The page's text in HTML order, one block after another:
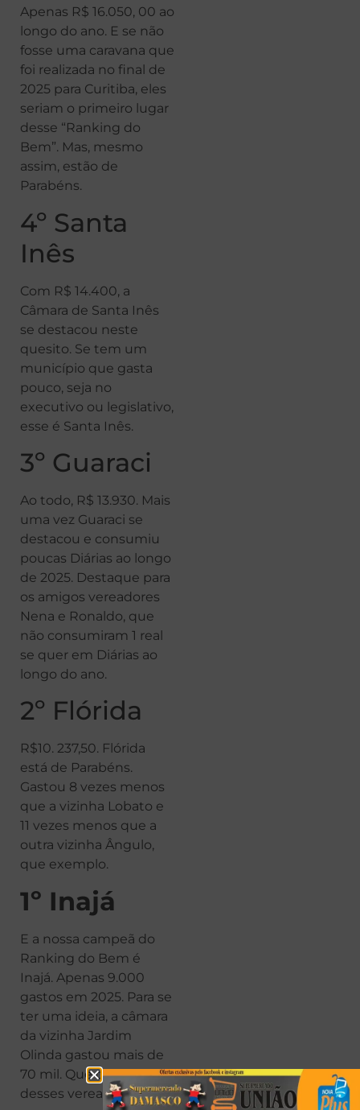
Apenas R$ 16.050, 00 ao
longo do ano. E se não
fosse uma caravana que
foi realizada no final de
2025 para Curitiba, eles
seriam o primeiro lugar
desse “Ranking do
Bem”. Mas, mesmo
assim, estão de
Parabéns.
4º Santa
Inês
Com R$ 14.400, a
Câmara de Santa Inês
se destacou neste
quesito. Se tem um
município que gasta
pouco, seja no
executivo ou legislativo,
esse é Santa Inês.
3º Guaraci
Ao todo, R$ 13.930. Mais
uma vez Guaraci se
destacou e consumiu
poucas Diárias ao longo
de 2025. Destaque para
os amigos vereadores
Nena e Ronaldo, que
não consumiram 1 real
se quer em Diárias ao
longo do ano.
2º Flórida
R$10. 237,50. Flórida
está de Parabéns.
Gastou 8 vezes menos
que a vizinha Lobato e
11 vezes menos que a
outra vizinha Ângulo,
que exemplo.
1º Inajá
E a nossa campeã do
Ranking do Bem é
Inajá. Apenas 9.000
gastos em 2025. Para se
ter uma ideia, a câmara
da vizinha Jardim
Olinda gastou mais de
70 mil. Que orgulho
desses vereadores!